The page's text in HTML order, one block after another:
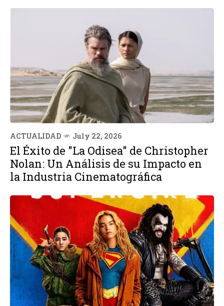
ACTUALIDAD July 22, 2026
El Éxito de "La Odisea" de Christopher
Nolan: Un Análisis de su Impacto en
la Industria Cinematográfica